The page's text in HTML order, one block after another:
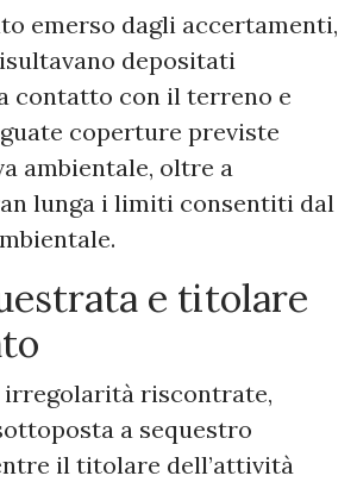
emerso dagli accertamenti,
depositati
contatto con il terreno e
coperture previste
ambientale, oltre a
lunga i limiti consentiti dal
e titolare
irregolarità riscontrate,
a sequestro
il titolare dell’attività